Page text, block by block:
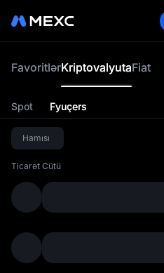
FavoritlərKriptovalyutaFiat
Spot Fyuçers
Hamısı
Ticarət Cütü